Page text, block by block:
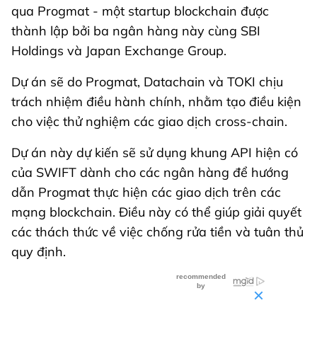
qua Progmat - một startup blockchain được
thành lập bởi ba ngân hàng này cùng SBI
Holdings và Japan Exchange Group.
Dự án sẽ do Progmat, Datachain và TOKI chịu
trách nhiệm điều hành chính, nhằm tạo điều kiện
cho việc thử nghiệm các giao dịch cross-chain.
Dự án này dự kiến sẽ sử dụng khung API hiện có
của SWIFT dành cho các ngân hàng để hướng
dẫn Progmat thực hiện các giao dịch trên các
mạng blockchain. Điều này có thể giúp giải quyết
các thách thức về việc chống rửa tiền và tuân thủ
quy định.